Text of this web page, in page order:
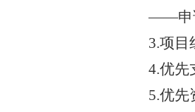
——申
3.项目
4.优先
5.优先